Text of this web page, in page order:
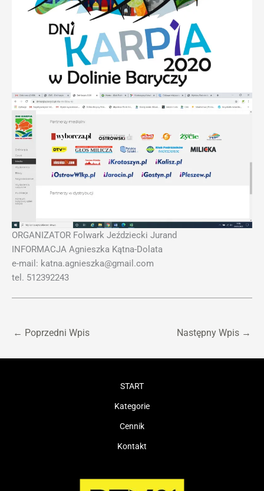
ORGANIZATOR Folwark Jeździecki Jurand
INFORMACJA Agnieszka Kątna-Dolata
e-mail: katna.agnieszka@gmail.com
tel. 512392243
← Poprzedni Wpis Następny Wpis →
START
Kategorie
Cennik
Kontakt